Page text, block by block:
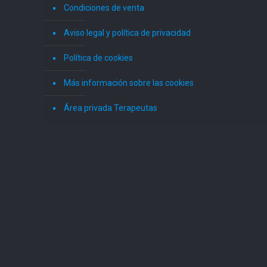
Condiciones de venta
Aviso legal y política de privacidad
Política de cookies
Más información sobre las cookies
Área privada Terapeutas